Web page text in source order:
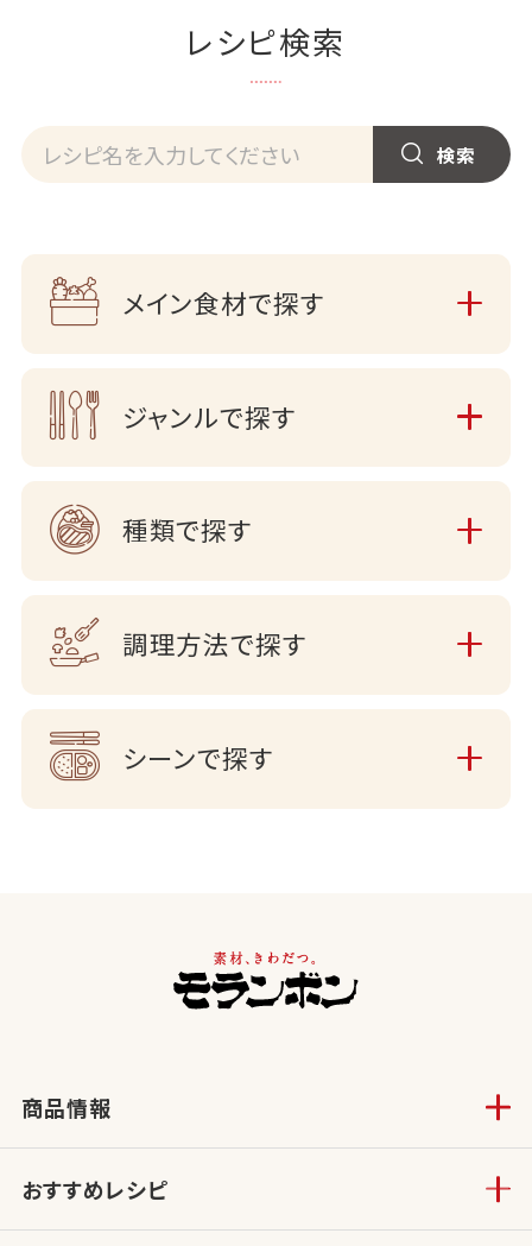
レシピ検索
メイン食材で探す
ジャンルで探す
種類で探す
調理方法で探す
シーンで探す
商品情報
おすすめレシピ